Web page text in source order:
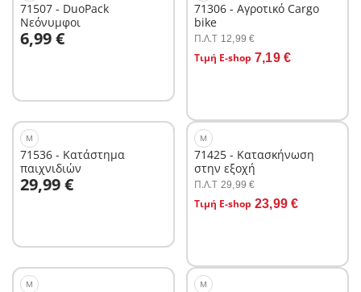
71507 - DuoPack
Νεόνυμφοι
6,99 €
Στο καλάθι
71306 - Αγροτικό Cargo
bike
Π.Λ.T 12,99 €
Τιμή E-shop 7,19 €
Στο καλάθι
M
71536 - Κατάστημα
παιχνιδιών
29,99 €
Στο καλάθι
M
71425 - Κατασκήνωση
στην εξοχή
Π.Λ.T 29,99 €
Τιμή E-shop 23,99 €
Στο καλάθι
M M